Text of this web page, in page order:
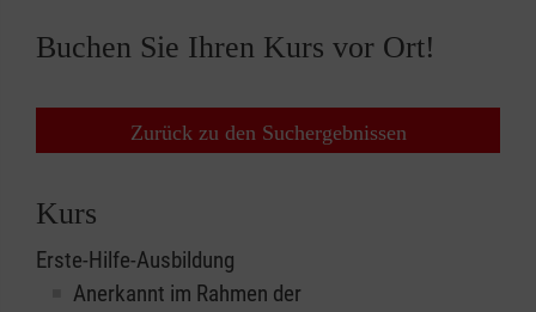
Buchen Sie Ihren Kurs vor Ort!
Zurück zu den Suchergebnissen
Kurs
Erste-Hilfe-Ausbildung
Anerkannt im Rahmen der